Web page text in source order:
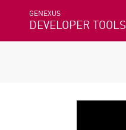
GENEXUS
DEVELOPER TOOLS